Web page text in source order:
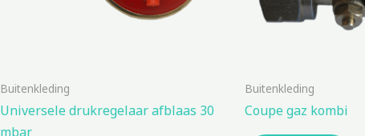
Buitenkleding
Universele drukregelaar afblaas 30
mbar
Buitenkleding
Coupe gaz kombi